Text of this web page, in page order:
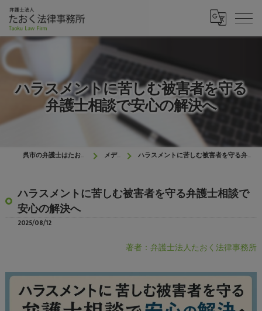
ハラスメントに苦しむ被害者を守る
弁護士相談で安心の解決へ
呉市の弁護士はたおく法律事務所 メディア ハラスメントに苦しむ被害者を守る弁護士相談で安心の解決へ
ハラスメントに苦しむ被害者を守る弁護士相談で
安心の解決へ
2025/08/12
著者：弁護士法人たおく法律事務所